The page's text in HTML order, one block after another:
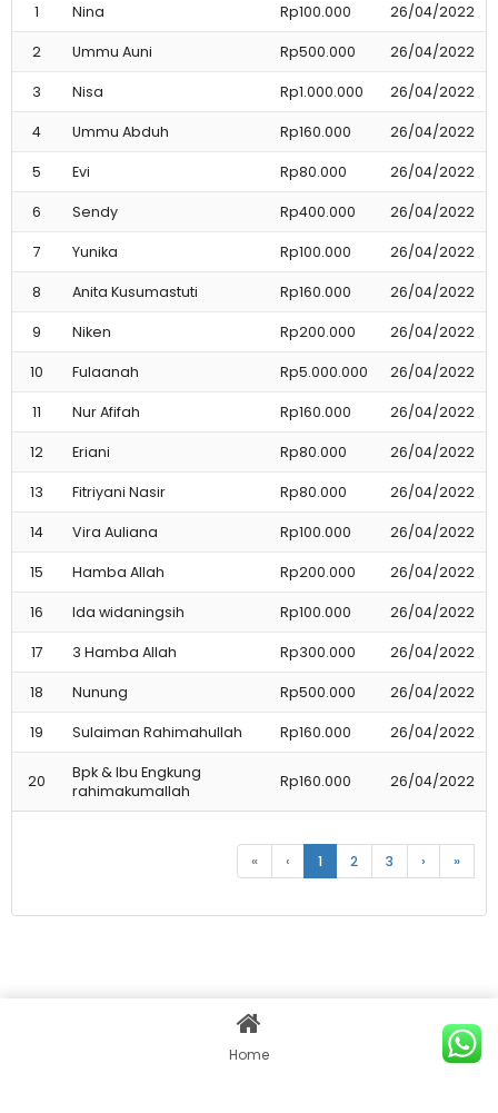
« ‹ 1 2 3 › »
1 Nina Rp100.000 26/04/2022
2 Ummu Auni Rp500.000 26/04/2022
3 Nisa Rp1.000.000 26/04/2022
4 Ummu Abduh Rp160.000 26/04/2022
5 Evi Rp80.000 26/04/2022
6 Sendy Rp400.000 26/04/2022
7 Yunika Rp100.000 26/04/2022
8 Anita Kusumastuti Rp160.000 26/04/2022
9 Niken Rp200.000 26/04/2022
10 Fulaanah Rp5.000.000 26/04/2022
11 Nur Afifah Rp160.000 26/04/2022
12 Eriani Rp80.000 26/04/2022
13 Fitriyani Nasir Rp80.000 26/04/2022
14 Vira Auliana Rp100.000 26/04/2022
15 Hamba Allah Rp200.000 26/04/2022
16 Ida widaningsih Rp100.000 26/04/2022
17 3 Hamba Allah Rp300.000 26/04/2022
18 Nunung Rp500.000 26/04/2022
19 Sulaiman Rahimahullah Rp160.000 26/04/2022
20
Bpk & Ibu Engkung
rahimakumallah
Rp160.000 26/04/2022
Copyright Yayasan Sahabat Ilmu Amal @2021 | Web : by
sahabatdesigns.com
Home